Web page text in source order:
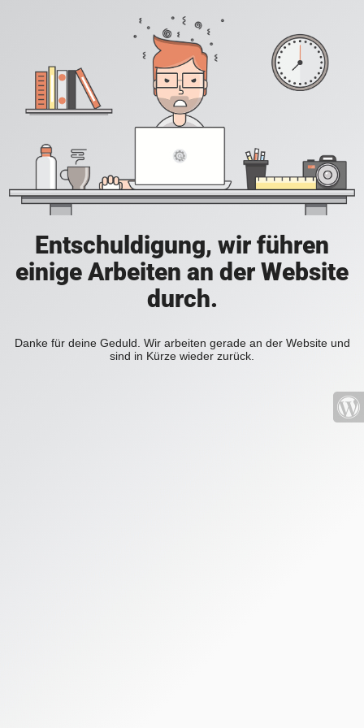
Entschuldigung, wir führen
einige Arbeiten an der Website
durch.
Danke für deine Geduld. Wir arbeiten gerade an der Website und
sind in Kürze wieder zurück.